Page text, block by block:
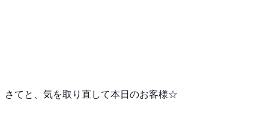
さてと、気を取り直して本日のお客様☆